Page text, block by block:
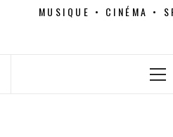
MUSIQUE • CINÉMA •